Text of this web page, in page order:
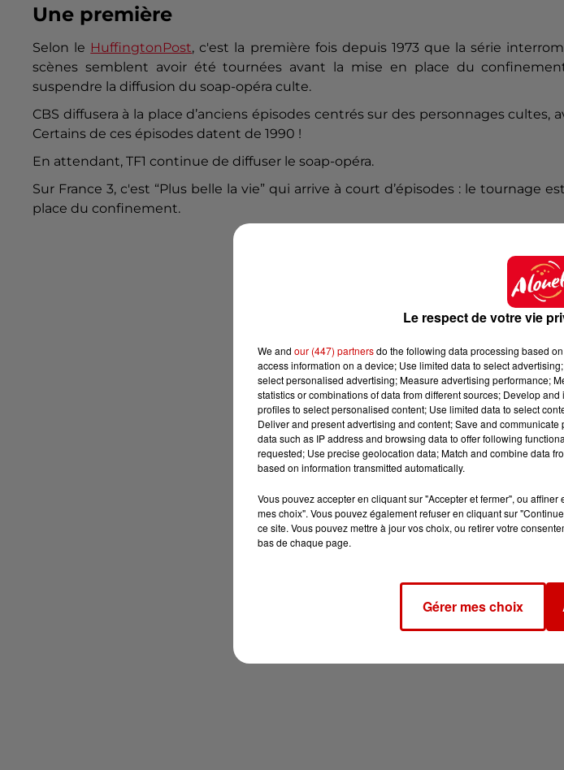
Une première
Selon le HuffingtonPost, c'est la première fois depuis 1973 que la série
scènes semblent avoir été tournées avant la mise en place du
suspendre la diffusion du soap-opéra culte.
CBS diffusera à la place d’anciens épisodes centrés sur des personnages cultes,
Certains de ces épisodes datent de 1990 !
En attendant, TF1 continue de diffuser le soap-opéra.
Sur France 3, c'est “Plus belle la vie” qui arrive à court d’épisodes : le tournage
place du confinement.
Le respect de votre vie
We and our (447) partnersdo the following data processing based
access information on a device; Use limited data to select
select personalised advertising; Measure advertising performance;
statistics or combinations of data from different sources; Develop
profiles to select personalised content; Use limited data to select
Deliver and present advertising and content; Save and
data such as IP address and browsing data to offer following
requested; Use precise geolocation data; Match and combine data
based on information transmitted automatically.
Vous pouvez accepter en cliquant sur "Accepter et fermer", ou
mes choix". Vous pouvez également refuser en cliquant sur
ce site. Vous pouvez mettre à jour vos choix, ou retirer votre
bas de chaque page.
Gérer mes choix